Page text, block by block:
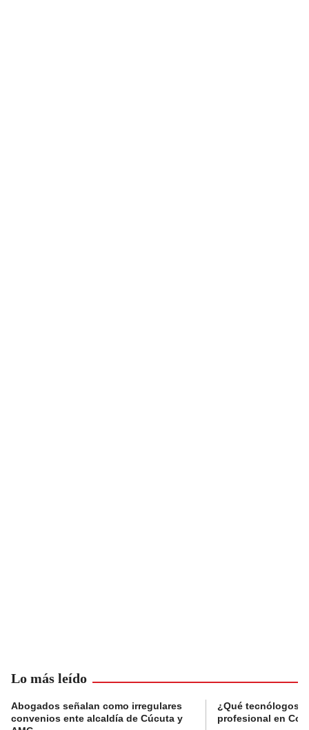
Lo más leído
Abogados señalan como irregulares
convenios ente alcaldía de Cúcuta y
¿Qué tecnólogos
profesional en